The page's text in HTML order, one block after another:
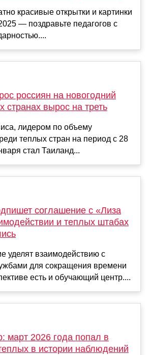
красивые открытки и картинки
— поздравьте педагогов с
россиян на новогодний
странах вырос на треть
лидером по объему
теплых стран на период с 28
стал Таиланд...
соглашение с «Лиза
и теплых штабах
уделят взаимодействию с
для сокращения времени
есть и обучающий центр....
март 2026 года попал в
в истории наблюдений